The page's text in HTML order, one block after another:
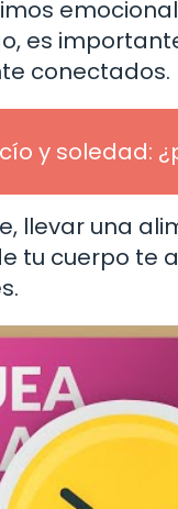
es
conectados.
y soledad:
llevar una
tu cuerpo te